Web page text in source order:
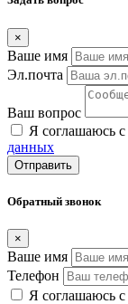
×
Ваше имя
Эл.почта
Ваш вопрос
Я соглашаюсь с
данных
Отправить
Обратный звонок
×
Ваше имя
Телефон
Я соглашаюсь с